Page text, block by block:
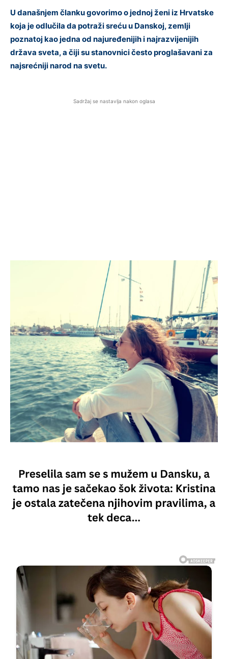
U današnjem članku govorimo o jednoj ženi iz Hrvatske
koja je odlučila da potraži sreću u Danskoj, zemlji
poznatoj kao jedna od najuređenijih i najrazvijenijih
država sveta, a čiji su stanovnici često proglašavani za
najsrećniji narod na svetu.
Sadržaj se nastavlja nakon oglasa